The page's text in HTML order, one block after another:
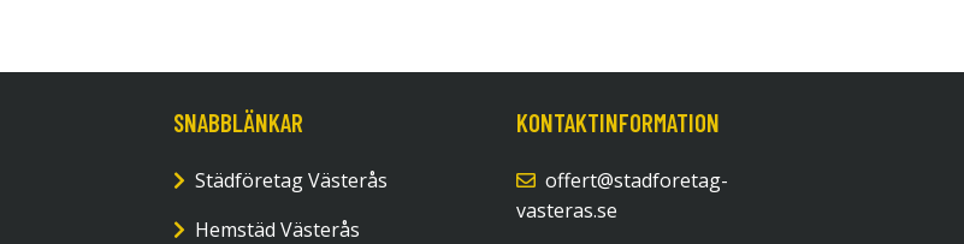
SNABBLÄNKAR
Städföretag Västerås
Hemstäd Västerås
KONTAKTINFORMATION
offert@stadforetag-
vasteras.se